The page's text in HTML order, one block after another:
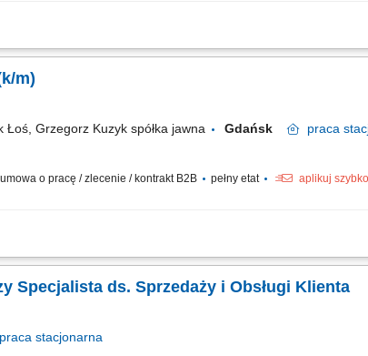
portalu rezerwacyjnego poprzez kanały telefoniczne i e-mail.
Pracy Oddziału (k/m)
Grzegorz Kuzyk spółka jawna Gdańsk praca
umowa o pracę / zlecenie / kontrakt B2B pełny etat aplikuj szybko
sprawnie obsługujesz komputer (Word, Excel, Internet)
Specjalista ds. Sprzedaży i Obsługi Klienta
praca stacjonarna